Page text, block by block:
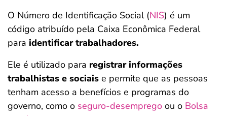
O Número de Identificação Social (NIS) é um
código atribuído pela Caixa Econômica Federal
para identificar trabalhadores.
Ele é utilizado para registrar informações
trabalhistas e sociais e permite que as pessoas
tenham acesso a benefícios e programas do
governo, como o seguro-desemprego ou o Bolsa